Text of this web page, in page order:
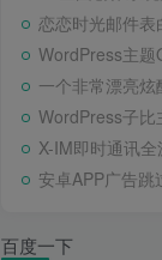
恋恋时光邮件表
WordPress主题OneDown v1.1.3一款面向个
一个非常漂亮
WordPress子比
X-IM即时通讯全
安卓APP广告跳
百度一下